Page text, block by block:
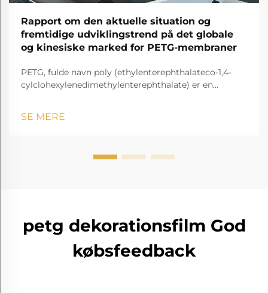
Rapport om den aktuelle situation og
fremtidige udviklingstrend på det globale
og kinesiske marked for PETG-membraner
PETG, fulde navn poly (ethylenterephthalateco-1,4-
cylclohexylenedimethylenterephthalate) er en
SE MERE
petg dekorationsfilm God
købsfeedback